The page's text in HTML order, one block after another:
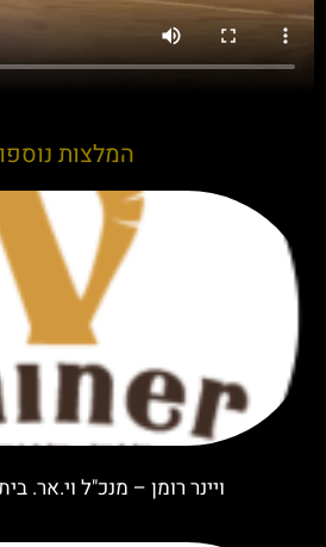
המלצות
ויינר רומן – מנכ"ל וי.אר.